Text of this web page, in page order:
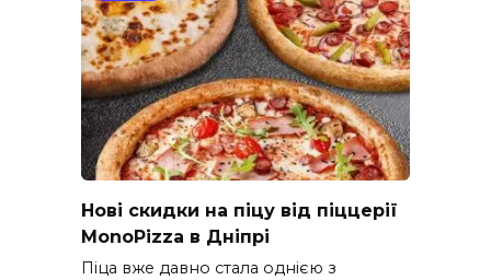
Нові скидки на піцу від піццерії
MonoPizza в Дніпрі
Піца вже давно стала однією з